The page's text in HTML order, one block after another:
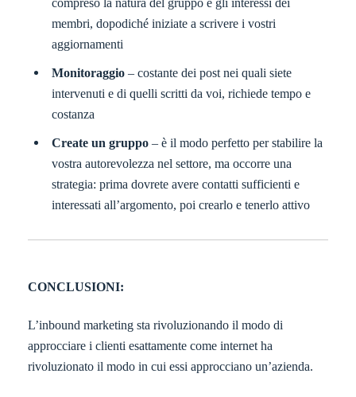
membri, dopodiché iniziate a scrivere i vostri
aggiornamenti
Monitoraggio – costante dei post nei quali siete
intervenuti e di quelli scritti da voi, richiede tempo e
costanza
Create un gruppo – è il modo perfetto per stabilire la
vostra autorevolezza nel settore, ma occorre una
strategia: prima dovrete avere contatti sufficienti e
interessati all’argomento, poi crearlo e tenerlo attivo
CONCLUSIONI:
L’inbound marketing sta rivoluzionando il modo di
approcciare i clienti esattamente come internet ha
rivoluzionato il modo in cui essi approcciano un’azienda.